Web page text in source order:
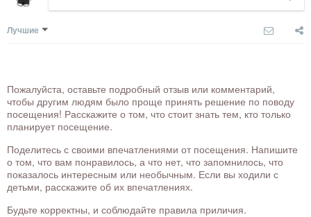
Лучшие
Пожалуйста, оставьте подробный отзыв или комментарий,
чтобы другим людям было проще принять решение по поводу
посещения! Расскажите о том, что стоит знать тем, кто только
планирует посещение.
Поделитесь с своими впечатлениями от посещения. Напишите
о том, что вам понравилось, а что нет, что запомнилось, что
показалось интересным или необычным. Если вы ходили с
детьми, расскажите об их впечатлениях.
Будьте корректны, и соблюдайте правила приличия.